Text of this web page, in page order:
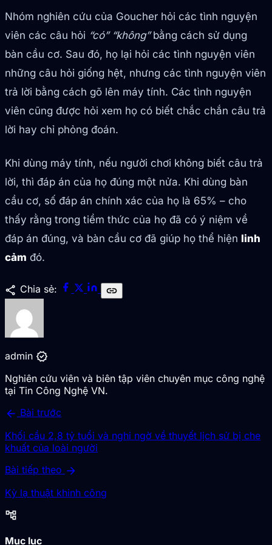
Nhóm nghiên cứu của Goucher hỏi các tình nguyện
viên các câu hỏi “có” “không”bằng cách sử dụng
bàn cầu cơ. Sau đó, họ lại hỏi các tình nguyện viên
những câu hỏi giống hệt, nhưng các tình nguyện viên
trả lời bằng cách gõ lên máy tính. Các tình nguyện
viên cũng được hỏi xem họ có biết chắc chắn câu trả
lời hay chỉ phỏng đoán.
Khi dùng máy tính, nếu người chơi không biết câu trả
lời, thì đáp án của họ đúng một nửa. Khi dùng bàn
cầu cơ, số đáp án chính xác của họ là 65% – cho
thấy rằng trong tiềm thức của họ đã có ý niệm về
đáp án đúng, và bàn cầu cơ đã giúp họ thể hiện linh
cảm đó.
share Chia sẻ: link
admin verified
Nghiên cứu viên và biên tập viên chuyên mục công nghệ
tại Tin Công Nghệ VN.
arrow_back Bài trước
Khối cầu 2,8 tỷ tuổi và nghi ngờ về thuyết lịch sử bị che
khuất của loài người
Bài tiếp theo arrow_forward
Kỳ lạ thuật khinh công
account_tree
Mục lục